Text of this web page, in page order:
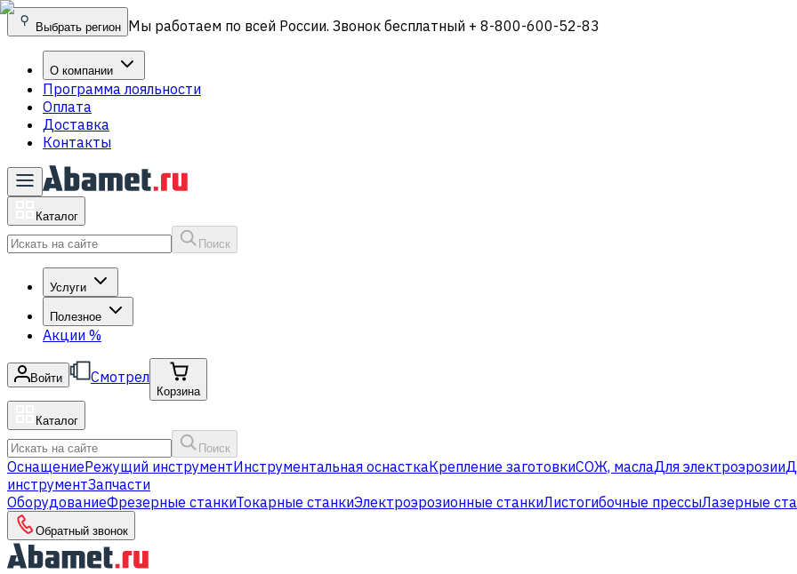
Выбрать регион Мы работаем по всей России. Звонок бесплатный + 8-800-600-52-83
О компании
Программа лояльности
Оплата
Доставка
Контакты
Каталог
Поиск
Услуги
Полезное
Акции %
Войти Смотрел
Корзина
Каталог
Поиск
ОснащениеРежущий инструментИнструментальная оснасткаКрепление заготовкиСОЖ, маслаДля электроэрозии
инструментЗапчасти
ОборудованиеФрезерные станкиТокарные станкиЭлектроэрозионные станкиЛистогибочные прессыЛазерные
Обратный звонок